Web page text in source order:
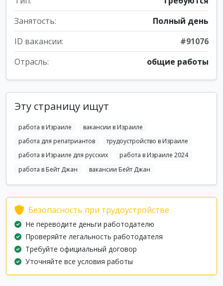
Занятость:
Полный день
ID вакансии:
#91076
Отрасль:
общие работы
Эту страницу ищут
работа в Израиле
вакансии в Израиле
работа для репатриантов
трудоустройство в Израиле
работа в Израиле для русских
работа в Израиле 2024
работа в Бейт Джан
вакансии Бейт Джан
Безопасность при трудоустройстве
Не переводите деньги работодателю
Проверяйте легальность работодателя
Требуйте официальный договор
Уточняйте все условия работы